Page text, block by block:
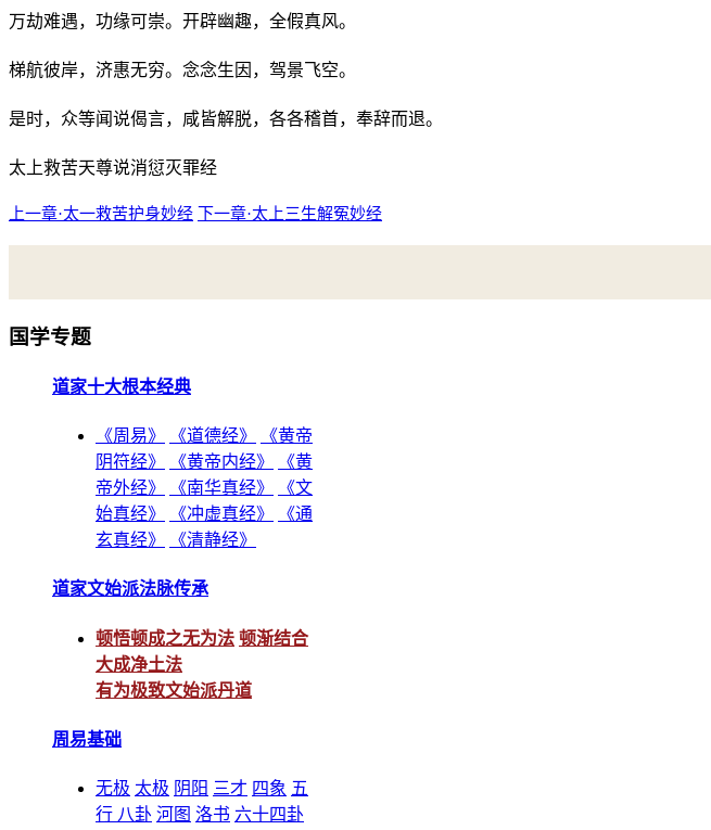
万劫难遇，功缘可崇。开辟幽趣，全假真风。
梯航彼岸，济惠无穷。念念生因，驾景飞空。
是时，众等闻说偈言，咸皆解脱，各各稽首，奉辞而退。
太上救苦天尊说消愆灭罪经
上一章·太一救苦护身妙经 下一章·太上三生解冤妙经
国学专题
道家十大根本经典
《周易》 《道德经》
《黄帝
阴符经》
《黄帝内经》
《黄
帝外经》
《南华真经》
《文
始真经》
《冲虚真经》
《通
玄真经》
《清静经》
道家文始派法脉传承
顿悟顿成之无为法 顿渐结合
大成净土法
有为极致文始派丹道
周易基础
无极 太极 阴阳 三才 四象 五
行 八卦 河图 洛书 六十四卦